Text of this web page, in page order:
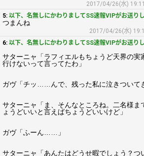
2017/04/26(水)
5: 以下、名無しにかわりましてSS速報VIPがお送り
つまんね
2017/04/26(水)
6: 以下、名無しにかわりましてSS速報VIPがお送り
サターニャ「ラフィエルもちょうど天界の実
行けないって言ってたわ」
ガヴ「チッ……んで、残った私に泣きついて
サターニャ「ま、そんなところね。二名様ま
ょうどいいと言えばちょうどいいけど」
ガヴ「ふーん……」
サターニャ「あんたはどうせ暇でしょう？つ